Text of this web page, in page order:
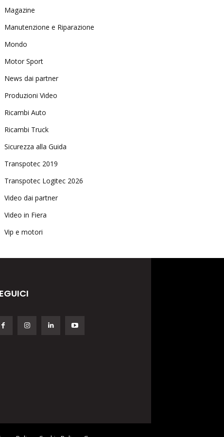
Magazine
Manutenzione e Riparazione
Mondo
Motor Sport
News dai partner
Produzioni Video
Ricambi Auto
Ricambi Truck
Sicurezza alla Guida
Transpotec 2019
Transpotec Logitec 2026
Video dai partner
Video in Fiera
Vip e motori